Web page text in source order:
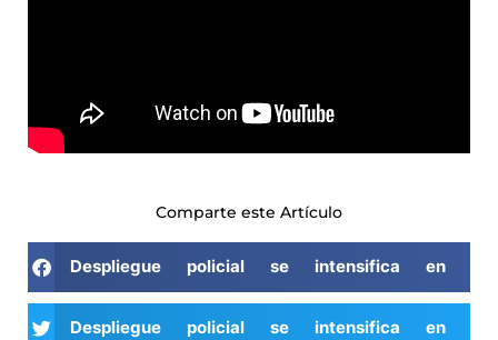
Comparte este Artículo
Despliegue policial se intensifica en la
Despliegue policial se intensifica en la